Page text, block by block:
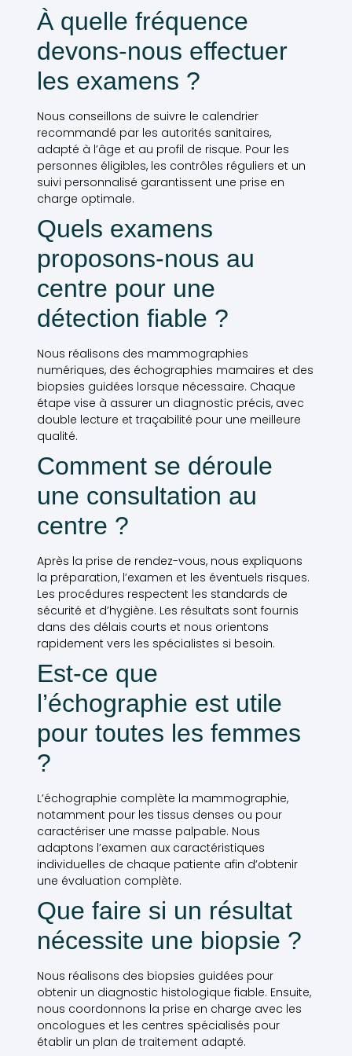
À quelle fréquence
devons-nous effectuer
les examens ?
Nous conseillons de suivre le calendrier
recommandé par les autorités sanitaires,
adapté à l’âge et au profil de risque. Pour les
personnes éligibles, les contrôles réguliers et un
suivi personnalisé garantissent une prise en
charge optimale.
Quels examens
proposons-nous au
centre pour une
détection fiable ?
Nous réalisons des mammographies
numériques, des échographies mamaires et des
biopsies guidées lorsque nécessaire. Chaque
étape vise à assurer un diagnostic précis, avec
double lecture et traçabilité pour une meilleure
qualité.
Comment se déroule
une consultation au
centre ?
Après la prise de rendez-vous, nous expliquons
la préparation, l’examen et les éventuels risques.
Les procédures respectent les standards de
sécurité et d’hygiène. Les résultats sont fournis
dans des délais courts et nous orientons
rapidement vers les spécialistes si besoin.
Est-ce que
l’échographie est utile
pour toutes les femmes
?
L’échographie complète la mammographie,
notamment pour les tissus denses ou pour
caractériser une masse palpable. Nous
adaptons l’examen aux caractéristiques
individuelles de chaque patiente afin d’obtenir
une évaluation complète.
Que faire si un résultat
nécessite une biopsie ?
Nous réalisons des biopsies guidées pour
obtenir un diagnostic histologique fiable. Ensuite,
nous coordonnons la prise en charge avec les
oncologues et les centres spécialisés pour
établir un plan de traitement adapté.